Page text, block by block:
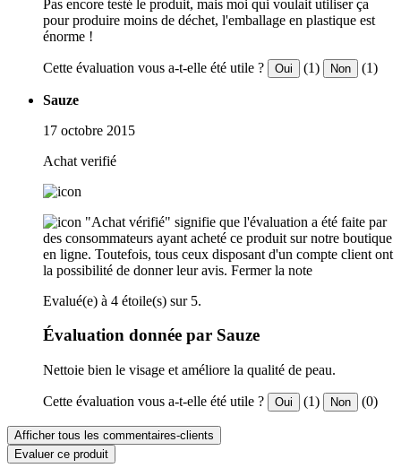
Pas encore testé le produit, mais moi qui voulait utiliser ça
pour produire moins de déchet, l'emballage en plastique est
énorme !
Cette évaluation vous a-t-elle été utile ? Oui (1) Non (1)
Sauze
17 octobre 2015
Achat verifié
"Achat vérifié" signifie que l'évaluation a été faite par
des consommateurs ayant acheté ce produit sur notre boutique
en ligne. Toutefois, tous ceux disposant d'un compte client ont
la possibilité de donner leur avis. Fermer la note
Evalué(e) à 4 étoile(s) sur 5.
Évaluation donnée par Sauze
Nettoie bien le visage et améliore la qualité de peau.
Cette évaluation vous a-t-elle été utile ? Oui (1) Non (0)
Afficher tous les commentaires-clients
Evaluer ce produit